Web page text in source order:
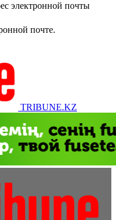
электронной почты
почте.
TRIBUNE.KZ